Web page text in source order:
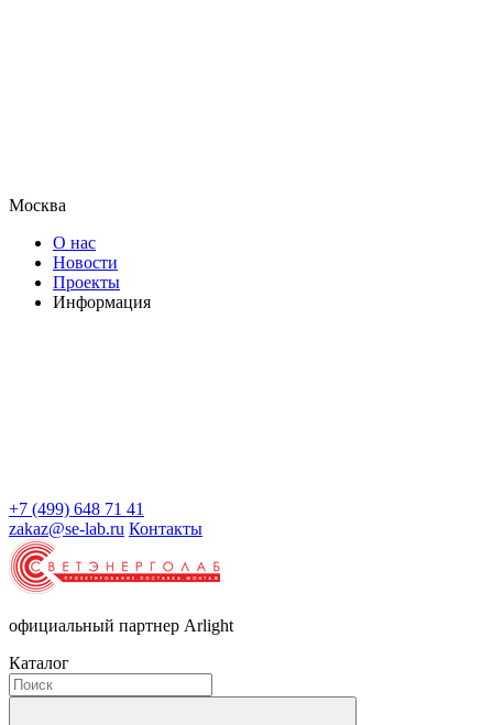
Москва
О нас
Новости
Проекты
Информация
+7 (499) 648 71 41
zakaz@se-lab.ru Контакты
официальный партнер Arlight
Каталог